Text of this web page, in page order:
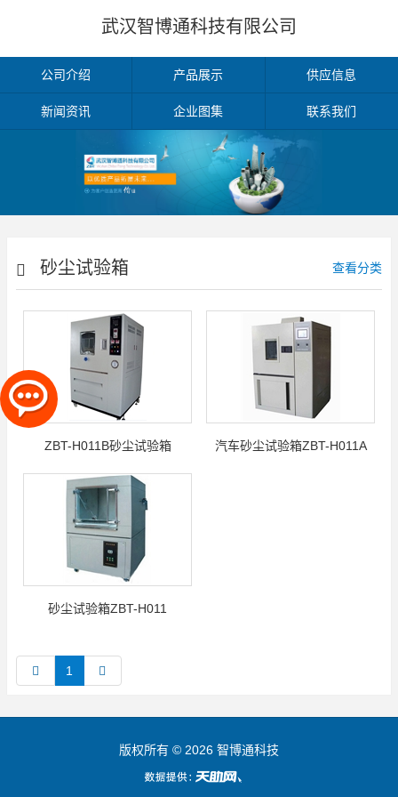
武汉智博通科技有限公司
公司介绍 产品展示 供应信息
新闻资讯 企业图集 联系我们
砂尘试验箱 查看分类
ZBT-H011B砂尘试验箱 汽车砂尘试验箱ZBT-H011A
砂尘试验箱ZBT-H011
1
版权所有 © 2026 智博通科技